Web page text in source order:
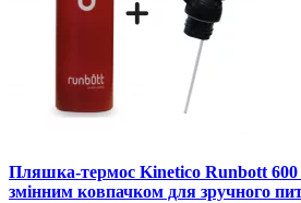
Пляшка-термос Kinetico Runbott 600
змінним ковпачком для зручного